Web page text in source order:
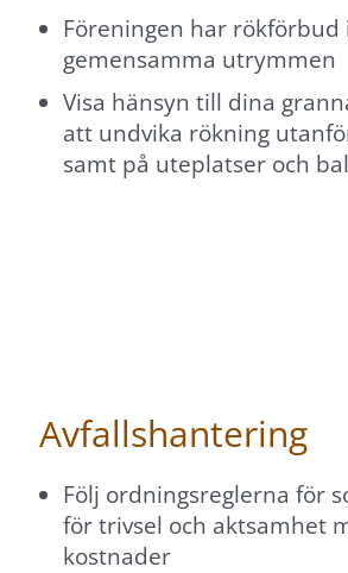
Föreningen har rökförbud
gemensamma utrymmen
Visa hänsyn till dina
att undvika rökning
samt på uteplatser och
Avfallshantering
Följ ordningsreglerna för
för trivsel och aktsamhet
kostnader